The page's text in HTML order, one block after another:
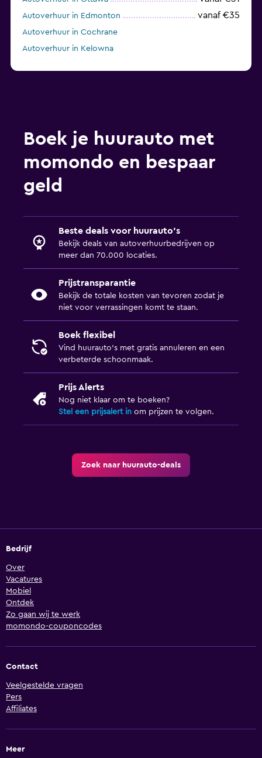
Autoverhuur in Edmonton vanaf €35
Autoverhuur in Cochrane
Autoverhuur in Kelowna
Boek je huurauto met
momondo en bespaar
geld
Beste deals voor huurauto's
Bekijk deals van autoverhuurbedrijven op
meer dan 70.000 locaties.
Prijstransparantie
Bekijk de totale kosten van tevoren zodat je
niet voor verrassingen komt te staan.
Boek flexibel
Vind huurauto's met gratis annuleren en een
verbeterde schoonmaak.
Prijs Alerts
Nog niet klaar om te boeken?
Stel een prijsalert in om prijzen te volgen.
Zoek naar huurauto-deals
Bedrijf
Over
Vacatures
Mobiel
Ontdek
Zo gaan wij te werk
momondo-couponcodes
Contact
Veelgestelde vragen
Pers
Affiliates
Meer